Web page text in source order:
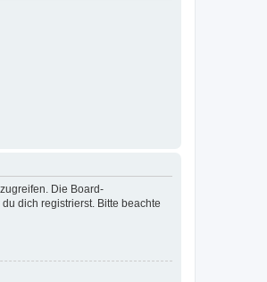
Die Board-
dich registrierst. Bitte beachte